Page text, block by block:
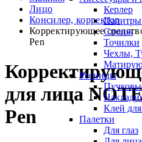
Керлер
Палитры
Спонж
Точилки
Чехлы,
Ресницы
Клей
Палетки
Для глаз
Лицо
Консилер, корректор
Корректирующее
Pen
для лица
Pen